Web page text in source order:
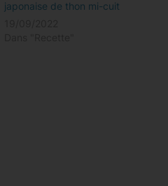
japonaise de thon mi-cuit